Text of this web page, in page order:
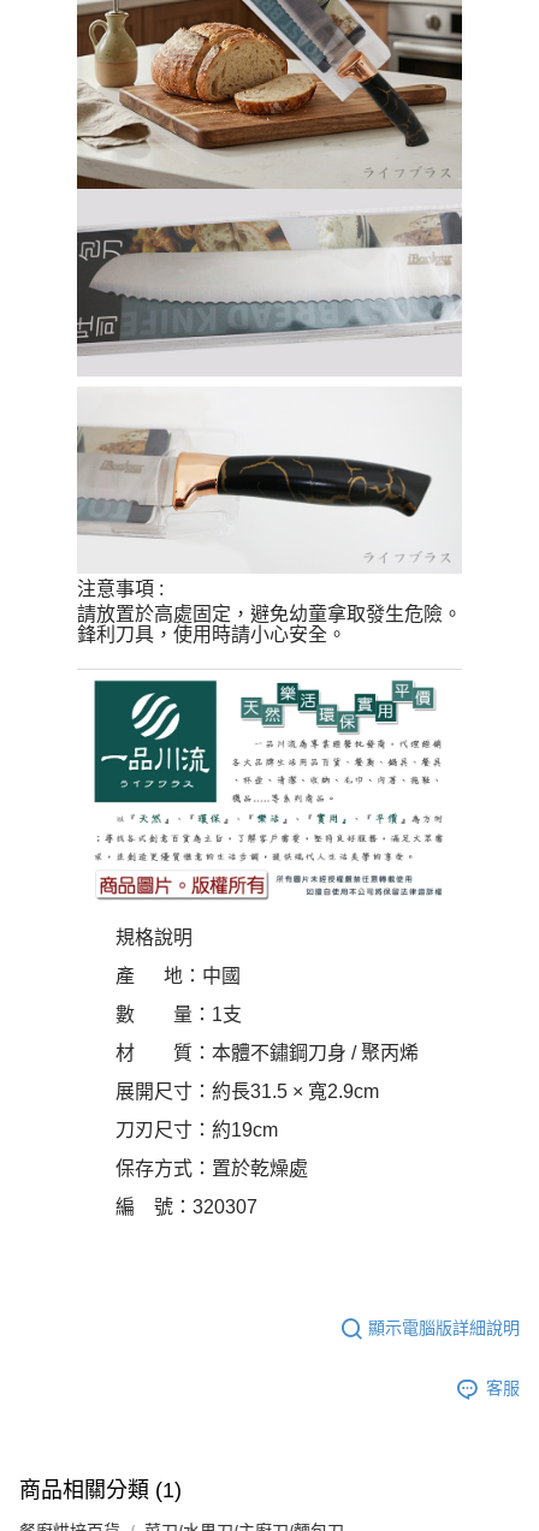
注意事項 :
請放置於高處固定，避免幼童拿取發生危險。
鋒利刀具，使用時請小心安全。
規格說明
產 地：中國
數 量：1支
材 質：本體不鏽鋼刀身 / 聚丙烯
展開尺寸：約長31.5 × 寬2.9cm
刀刃尺寸：約19cm
保存方式：置於乾燥處
編 號：320307
顯示電腦版詳細說明
客服
商品相關分類 (1)